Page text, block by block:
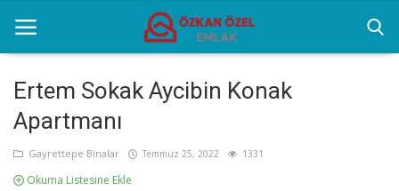
Anasayfa
Sektörel Bilgiler
Ertem Sokak Aycibin Konak
Apartmanı
Gayrettepe Binalar Temmuz 25, 2022 1331
Okuma Listesine Ekle